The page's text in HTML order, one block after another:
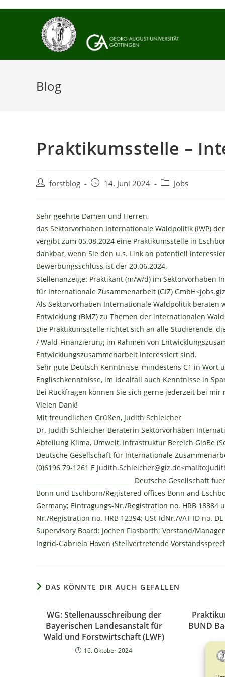
Blog
Praktikumsstelle –
Beitrags-
forstblog
Beitrag14. Juni 2024
Beitrags-
Jobs
Sehr geehrte Damen und Herren,
das Sektorvorhaben Internationale Waldpolitik (IWP)
vergibt zum 05.08.2024 eine Praktikumsstelle in
dankbar, wenn Sie den u.s. Link an potentiell
Bewerbungsschluss ist der 20.06.2024.
Stellenanzeige: Praktikant (m/w/d) im
für Internationale Zusammenarbeit (GIZ) GmbH<
Als Sektorvorhaben Internationale Waldpolitik
Entwicklung (BMZ) zu Themen der internationalen
Die Praktikumsstelle richtet sich an alle Studierende,
/ Wald-Finanzierung im Rahmen von
Entwicklungszusammenarbeit interessiert sind.
Sehr gute Deutsch Kenntnisse, mindestens C1 in
Englischkenntnisse, im Idealfall auch Kenntnisse in
Bei Rückfragen können Sie sich gerne jederzeit bei mir
Vielen Dank!
Mit freundlichen Grüßen, Judith Schleicher
Dr. Judith Schleicher Beraterin Sektorvorhaben
Abteilung Klima, Umwelt, Infrastruktur Bereich GloBe
Deutsche Gesellschaft für Internationale
(0)6196 79-1261 E Judith.Schleicher@giz.de<mailto:
________________________________ Deutsche
Bonn und Eschborn/Registered offices Bonn and
Germany; Eintragungs-Nr./Registration no. HRB
Nr./Registration no. HRB 12394; USt-IdNr./VAT ID no.
Supervisory Board: Jochen Flasbarth; Vorstand/
Ingrid-Gabriela Hoven (Stellvertretende
DAS KÖNNTE DIR AUCH GEFALLEN
WG: Stellenausschreibung der
Bayerischen Landesanstalt für
Wald und Forstwirtschaft (LWF)
16. Oktober 2024
BUND